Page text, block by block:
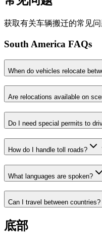
获取有关车辆搬迁的常见
South America FAQs
When do vehicles relocate
Are relocations available on
Do I need special permits to
How do I handle toll roads?
What languages are spoken?
Can I travel between countries?
底部